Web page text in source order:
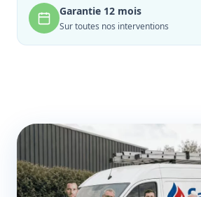
Garantie 12 mois
Sur toutes nos interventions